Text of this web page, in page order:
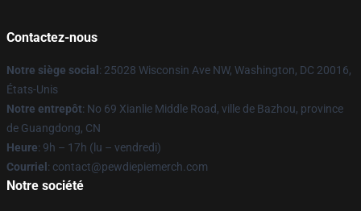
Contactez-nous
Notre siège social : 25028 Wisconsin Ave NW, Washington, DC 20016,
États-Unis
Notre entrepôt: No 69 Xianlie Middle Road, ville de Bazhou, province
de Guangdong, CN
Heure: 9h – 17h (lu – vendredi)
Courriel : contact@pewdiepiemerch.com
Notre société